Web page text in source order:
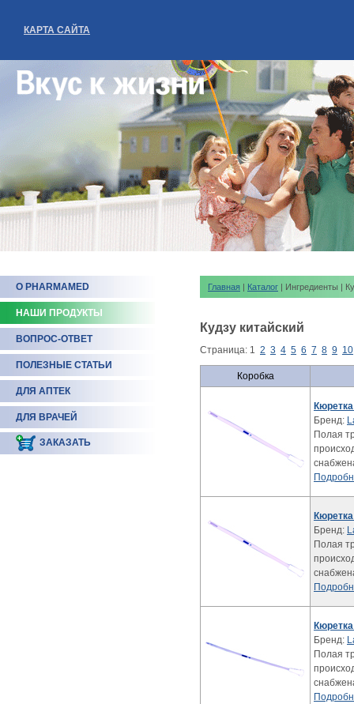
КАРТА САЙТА
О PHARMAMED
НАШИ ПРОДУКТЫ
ВОПРОС-ОТВЕТ
ПОЛЕЗНЫЕ СТАТЬИ
ДЛЯ АПТЕК
ДЛЯ ВРАЧЕЙ
ЗАКАЗАТЬ
Главная | Каталог | Ингредиенты |
Кудзу китайский
Страница: 1 2 3 4 5 6 7 8 9 10
Коробка
Бренд:
Полая
Бренд:
Полая
Бренд:
Полая